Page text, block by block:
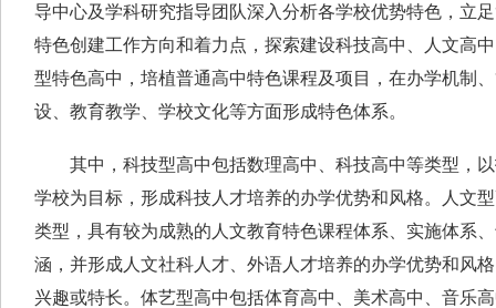
导中心及学科研究指导团队深入分析各学校优势特色，立
特色创建工作方向和着力点，探索建设科技高中、人文高
型特色高中，培植普通高中特色课程及项目，在办学机制
设、教育教学、学校文化等方面形成特色体系。
其中，科技型高中包括数理高中、科技高中等类型，以
学校为目标，形成科技人才培养的办学优势和风格。人文
类型，具有较为成熟的人文教育特色课程体系、实施体系
涵，并形成人文社科人才、外语人才培养的办学优势和风
兴趣或特长。体艺型高中包括体育高中、美术高中、音乐